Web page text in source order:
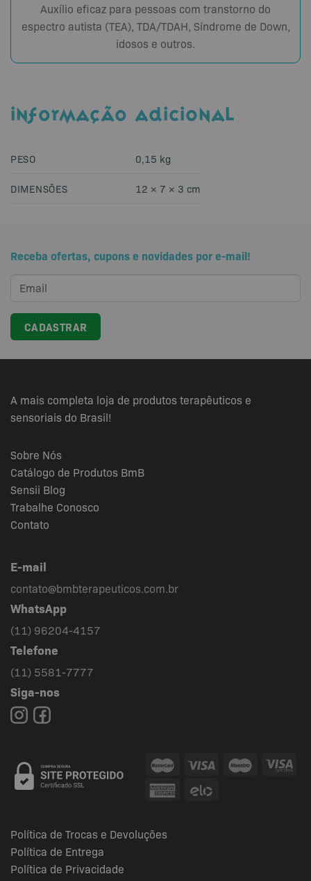
Auxílio eficaz para pessoas com transtorno do
espectro autista (TEA), TDA/TDAH, Síndrome de Down,
idosos e outros.
INFORMAÇÃO ADICIONAL
PESO 0,15 kg
DIMENSÕES 12 × 7 × 3 cm
Receba ofertas, cupons e novidades por e-mail!
A mais completa loja de produtos terapêuticos e
sensoriais do Brasil!
Sobre Nós
Catálogo de Produtos BmB
Sensii Blog
Trabalhe Conosco
Contato
E-mail
contato@bmbterapeuticos.com.br
WhatsApp
(11) 96204-4157
Telefone
(11) 5581-7777
Siga-nos
Política de Trocas e Devoluções
Política de Entrega
Política de Privacidade